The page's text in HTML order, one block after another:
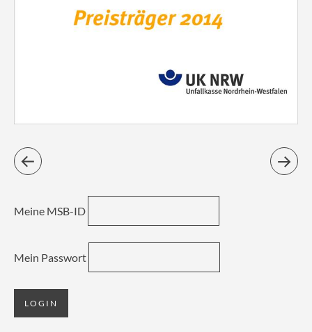
Meine MSB-ID
Mein Passwort